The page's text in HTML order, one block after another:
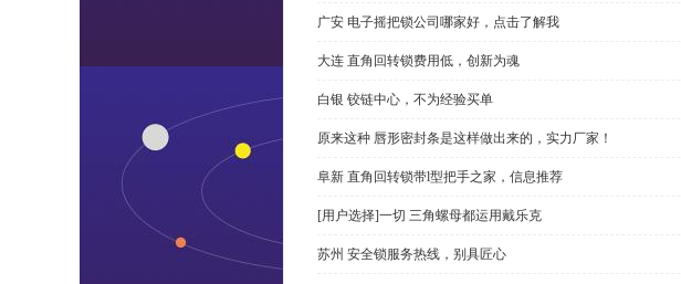
广安 电子摇把锁公司哪家好，点击了解我
大连 直角回转锁费用低，创新为魂
白银 铰链中心，不为经验买单
原来这种 唇形密封条是这样做出来的，实力厂家！
阜新 直角回转锁带l型把手之家，信息推荐
[用户选择]一切 三角螺母都运用戴乐克
苏州 安全锁服务热线，别具匠心